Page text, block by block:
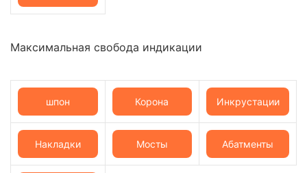
Максимальная свобода индикации
шпон Корона Инкрустации
Накладки Мосты Абатменты